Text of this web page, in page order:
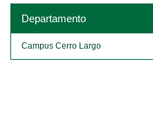
Departamento
Campus Cerro Largo